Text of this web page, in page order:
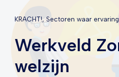
KRACHT!, Sectoren waar
Werkveld
welzijn